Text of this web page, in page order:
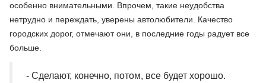
особенно внимательными. Впрочем, такие неудобства
нетрудно и переждать, уверены автолюбители. Качество
городских дорог, отмечают они, в последние годы радует все
больше.
- Сделают, конечно, потом, все будет хорошо.